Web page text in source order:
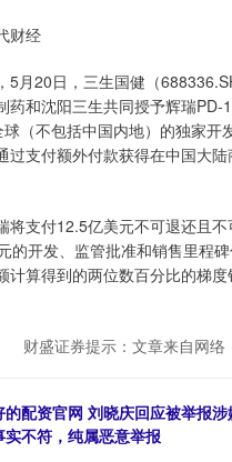
财经
5月20日，三生国健（
药和沈阳三生共同授予辉瑞PD-
（不包括中国内地）的独家开
过支付额外付款获得在中国大
将支付12.5亿美元不可退还且
的开发、监管批准和销售里程
计算得到的两位数百分比的梯
财盛证券提示：文章来自网络
的配资官网 刘晓庆回应被举报
实不符，纯属恶意举报